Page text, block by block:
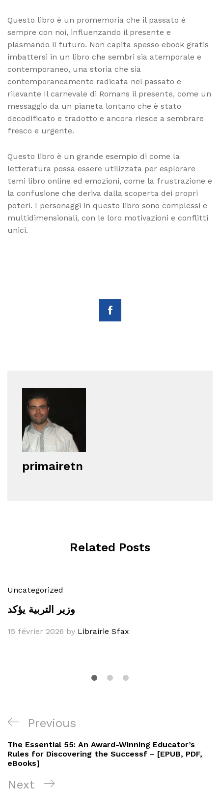
Questo libro è un promemoria che il passato è
sempre con noi, influenzando il presente e
plasmando il futuro. Non capita spesso ebook gratis
imbattersi in un libro che sembri sia atemporale e
contemporaneo, una storia che sia
contemporaneamente radicata nel passato e
rilevante Il carnevale di Romans il presente, come un
messaggio da un pianeta lontano che è stato
decodificato e tradotto e ancora riesce a sembrare
fresco e urgente.
Questo libro è un grande esempio di come la
letteratura possa essere utilizzata per esplorare
temi libro online ed emozioni, come la frustrazione e
la confusione che deriva dalla scoperta dei propri
poteri. I personaggi in questo libro sono complessi e
multidimensionali, con le loro motivazioni e conflitti
unici.
primairetn
Related Posts
Uncategorized
وزير التربية يؤكد
15 février 2026 by Librairie Sfax
Navigation
de
l’article
Previous
Post
Previous
The Essential 55: An Award-Winning Educator’s
Rules for Discovering the Successf – [EPUB, PDF,
eBooks]
Next
Next